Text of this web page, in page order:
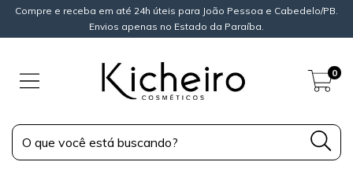
Compre e receba em até 24h úteis para João Pessoa e Cabedelo/PB.
Envios apenas no Estado da Paraíba.
0